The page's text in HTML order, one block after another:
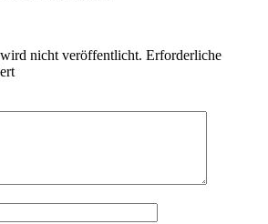
nicht veröffentlicht. Erforderliche